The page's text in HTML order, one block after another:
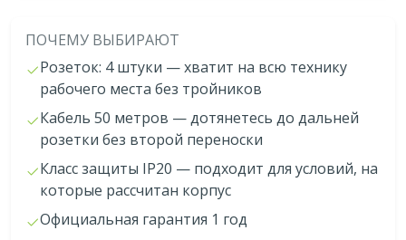
ПОЧЕМУ ВЫБИРАЮТ
Розеток: 4 штуки — хватит на всю технику
рабочего места без тройников
Кабель 50 метров — дотянетесь до дальней
розетки без второй переноски
Класс защиты IP20 — подходит для условий, на
которые рассчитан корпус
Официальная гарантия 1 год